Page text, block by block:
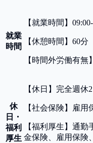
就業
時間
【 就業時間 】
【休憩時間 】 60分
【 時間外労働有無】
休
日・
福利
厚生
【休日 】 完全週休2
【社会保険 】 雇用
【福利厚生 】 通勤
金保険、雇用保険